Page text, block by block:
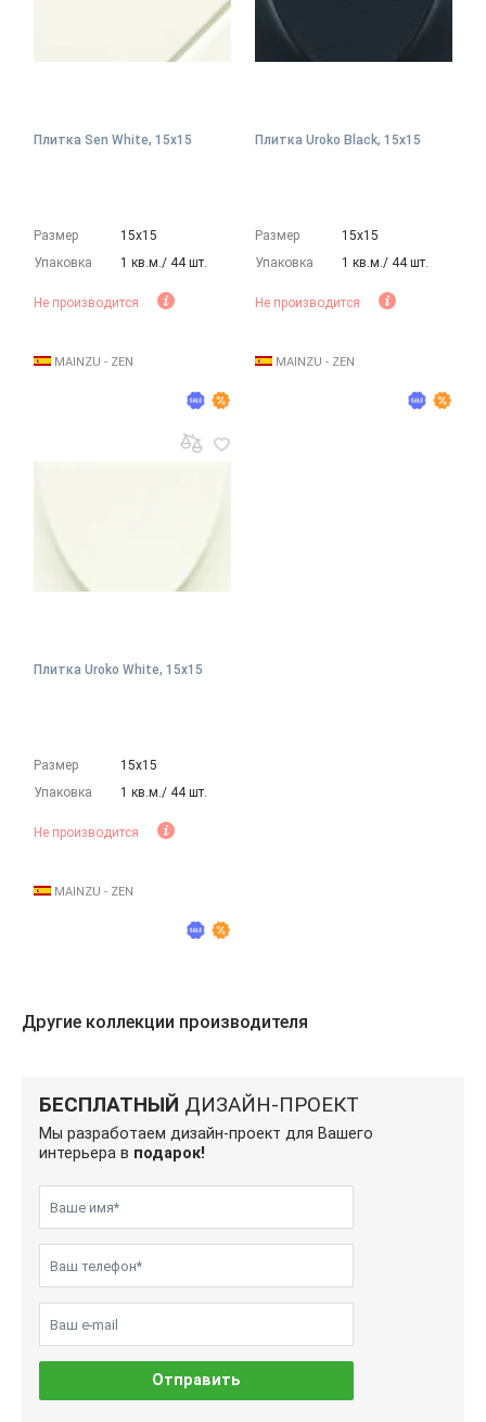
Плитка Sen White, 15x15
Размер
15х15
Упаковка
1 кв.м./ 44 шт.
Не производится
MAINZU - ZEN
Плитка Uroko Black, 15x15
Размер
15х15
Упаковка
1 кв.м./ 44 шт.
Не производится
MAINZU - ZEN
Плитка Uroko White, 15x15
Размер
15х15
Упаковка
1 кв.м./ 44 шт.
Не производится
MAINZU - ZEN
Другие коллекции производителя
БЕСПЛАТНЫЙ ДИЗАЙН-ПРОЕКТ
Мы разработаем дизайн-проект для Вашего
интерьера в подарок!
Отправить